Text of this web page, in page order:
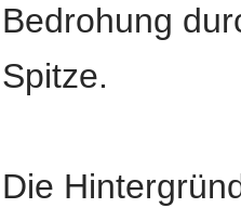
Bedrohung
Spitze.
Die